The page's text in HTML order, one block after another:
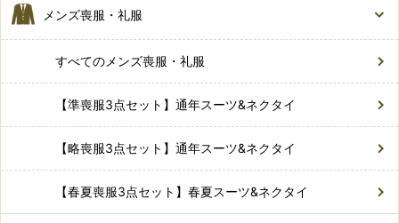
メンズ喪服・礼服
すべてのメンズ喪服・礼服
【準喪服3点セット】通年スーツ&ネクタイ
【略喪服3点セット】通年スーツ&ネクタイ
【春夏喪服3点セット】春夏スーツ&ネクタイ